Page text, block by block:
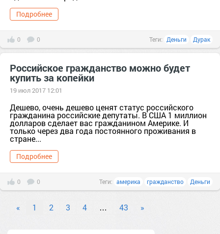
Подробнее
0 0 Теги: Деньги Дурак
Российское гражданство можно будет
купить за копейки
19 июл 2017 12:01
Дешево, очень дешево ценят статус российского
гражданина российские депутаты. В США 1 миллион
долларов сделает вас гражданином Америке. И
только через два года постоянного проживания в
стране...
Подробнее
0 0 Теги: америка гражданство Деньги
« 1 2 3 4 … 43 »